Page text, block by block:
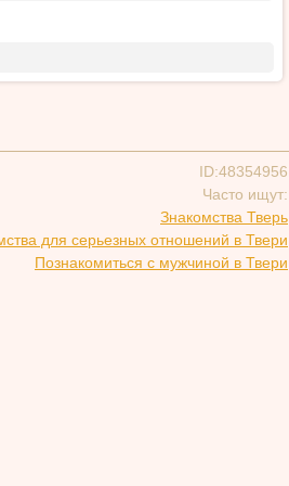
ID:48354956
Часто ищут:
Знакомства Тверь
для серьезных отношений в Твери
Познакомиться с мужчиной в Твери